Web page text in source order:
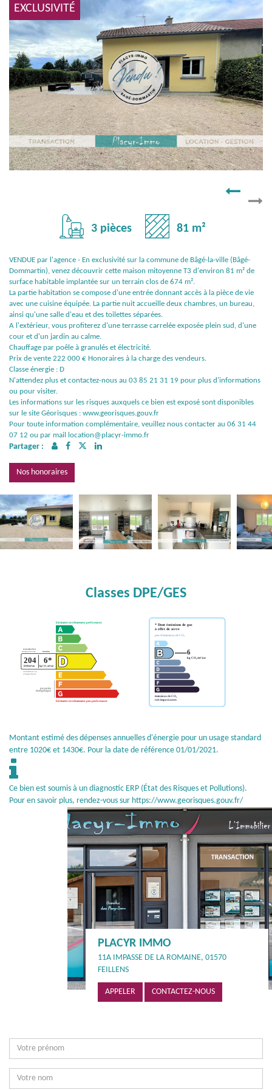
EXCLUSIVITÉ
3 pièces 81 m²
VENDUE par l'agence - En exclusivité sur la commune de Bâgé-la-ville (Bâgé-
Dommartin), venez découvrir cette maison mitoyenne T3 d'environ 81 m² de
surface habitable implantée sur un terrain clos de 674 m².
La partie habitation se compose d'une entrée donnant accès à la pièce de vie
avec une cuisine équipée. La partie nuit accueille deux chambres, un bureau,
ainsi qu'une salle d'eau et des toilettes séparées.
A l'extérieur, vous profiterez d'une terrasse carrelée exposée plein sud, d'une
cour et d'un jardin au calme.
Chauffage par poêle à granulés et électricité.
Prix de vente 222 000 € Honoraires à la charge des vendeurs.
Classe énergie : D
N'attendez plus et contactez-nous au 03 85 21 31 19 pour plus d'informations
ou pour visiter.
Les informations sur les risques auxquels ce bien est exposé sont disponibles
sur le site Géorisques : www.georisques.gouv.fr
Pour toute information complémentaire, veuillez nous contacter au 06 31 44
07 12 ou par mail location@placyr-immo.fr
Partager :
Nos honoraires
Classes DPE/GES
Montant estimé des dépenses annuelles d'énergie pour un usage standard
entre 1020€ et 1430€. Pour la date de référence 01/01/2021.
Ce bien est soumis à un diagnostic ERP (État des Risques et Pollutions).
Pour en savoir plus, rendez-vous sur https://www.georisques.gouv.fr/
PLACYR IMMO
11A IMPASSE DE LA ROMAINE, 01570
FEILLENS
APPELER CONTACTEZ-NOUS